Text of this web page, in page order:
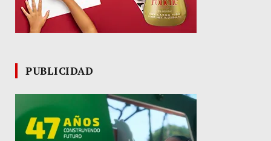
PUBLICIDAD